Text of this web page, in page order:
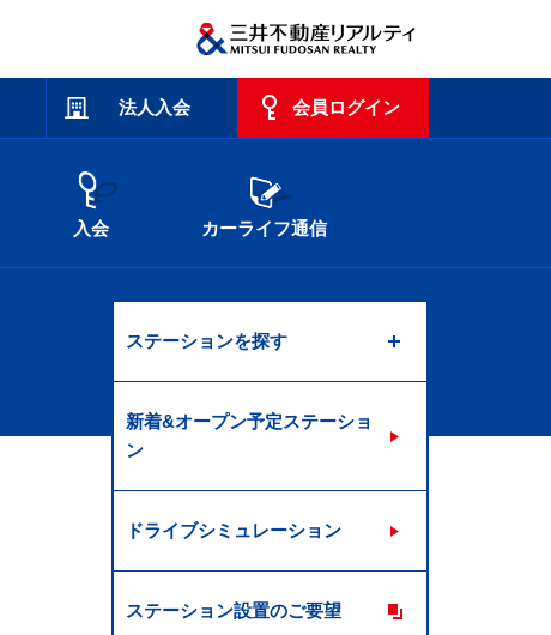
法人入会 会員ログイン
入会 カーライフ通信
ステーションを探す
新着&オープン予定ステーショ
ン
ドライブシミュレーション
ステーション設置のご要望